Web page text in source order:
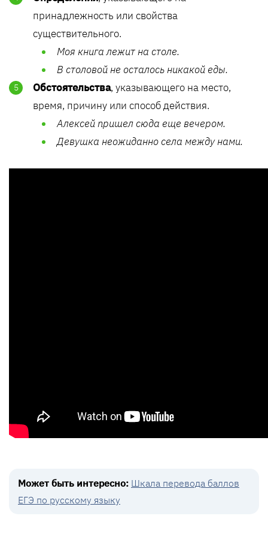
принадлежность или свойства
существительного.
Моя книга лежит на столе.
В столовой не осталось никакой еды.
Обстоятельства, указывающего на место,
время, причину или способ действия.
Алексей пришел сюда еще вечером.
Девушка неожиданно села между нами.
Может быть интересно: Шкала перевода баллов
ЕГЭ по русскому языку